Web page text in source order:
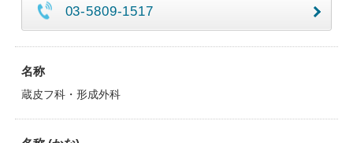
03-5809-1517
名称
蔵皮フ科・形成外科